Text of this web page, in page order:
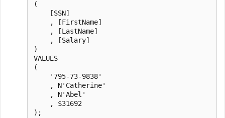
(
    [SSN]
    , [FirstName]
    , [LastName]
    , [Salary]
)
VALUES
(
    '795-73-9838'
    , N'Catherine'
    , N'Abel'
    , $31692
);